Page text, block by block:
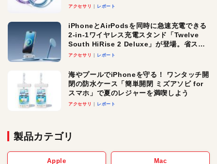
アクセサリ レポート
iPhoneとAirPodsを同時に急速充電できる
2-in-1ワイヤレス充電スタンド「Twelve
South HiRise 2 Deluxe」が登場。省スペ
ースでおしゃれに充電したい人にオスス
アクセサリ レポート
海やプールでiPhoneを守る！ ワンタッチ開
閉の防水ケース「簡単開閉 ミズアソビ for
スマホ」で夏のレジャーを満喫しよう
アクセサリ レポート
製品カテゴリ
Apple Mac